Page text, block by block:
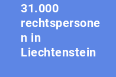
31.000
rechtspersone
n in
Liechtenstein